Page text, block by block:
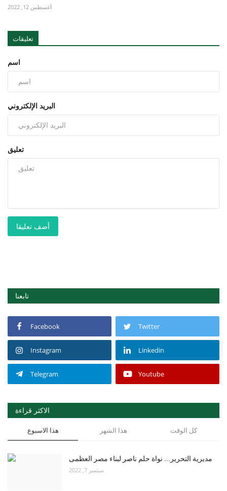
أغسطس 12, 2022
تعليقات
اسم
البريد الإلكتروني
تعليق
أضف تعليقا
تابعنا
Facebook Twitter
Instagram Linkedin
Telegram Youtube
الاكثر قراءة
هذا الاسبوع هذا الشهر كل الوقت
مديرية التحرير... نواة حلم ناصر لبناء مصر العظمى
سبتمبر 7, 2022